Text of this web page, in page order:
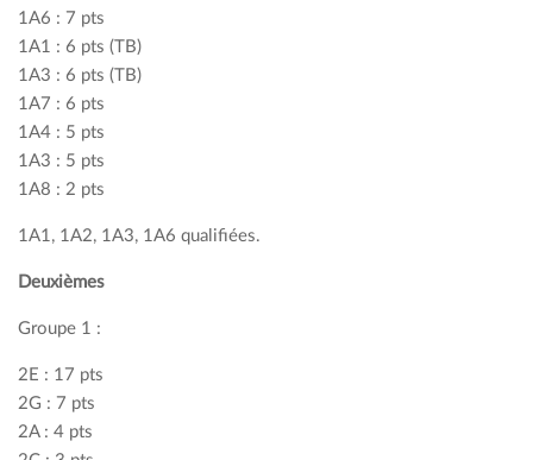
1A6 : 7 pts
1A1 : 6 pts (TB)
1A3 : 6 pts (TB)
1A7 : 6 pts
1A4 : 5 pts
1A3 : 5 pts
1A8 : 2 pts
1A1, 1A2, 1A3, 1A6 qualifiées.
Deuxièmes
Groupe 1 :
2E : 17 pts
2G : 7 pts
2A : 4 pts